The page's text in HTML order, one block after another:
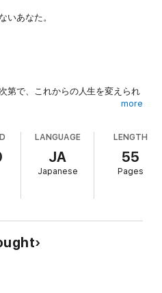
いあなた。
第で、これからの人生を変えられ
しい行動を起こすことはないでし
もそも、この本を手に取ることも
more
LANGUAGE
JA
Japanese
LENGTH
55
Pages